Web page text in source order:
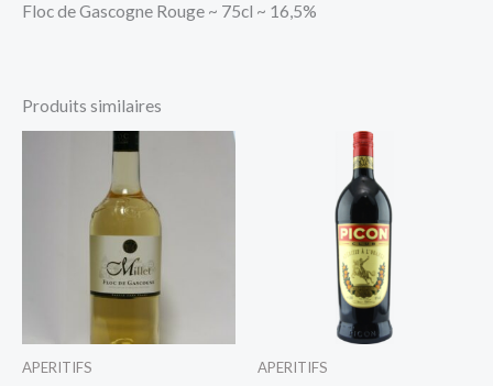
Floc de Gascogne Rouge ~ 75cl ~ 16,5%
Produits similaires
APERITIFS APERITIFS